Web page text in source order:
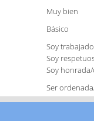
Muy bien
Básico
Soy
Soy
Soy
Ser